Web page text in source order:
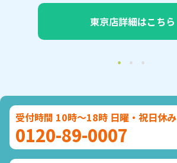
東京店詳細はこちら
受付時間 10時～18時 日曜・祝日休み
0120-89-0007